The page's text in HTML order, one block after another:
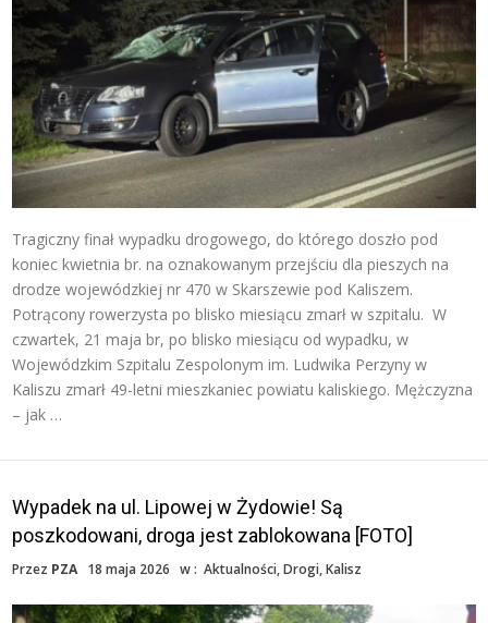
Tragiczny finał wypadku drogowego, do którego doszło pod
koniec kwietnia br. na oznakowanym przejściu dla pieszych na
drodze wojewódzkiej nr 470 w Skarszewie pod Kaliszem.
Potrącony rowerzysta po blisko miesiącu zmarł w szpitalu. W
czwartek, 21 maja br, po blisko miesiącu od wypadku, w
Wojewódzkim Szpitalu Zespolonym im. Ludwika Perzyny w
Kaliszu zmarł 49-letni mieszkaniec powiatu kaliskiego. Mężczyzna
– jak …
Wypadek na ul. Lipowej w Żydowie! Są
poszkodowani, droga jest zablokowana [FOTO]
Przez PZA 18 maja 2026 w :Aktualności,Drogi,Kalisz